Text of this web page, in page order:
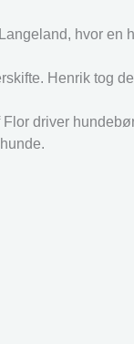
hvor en
Henrik tog
driver